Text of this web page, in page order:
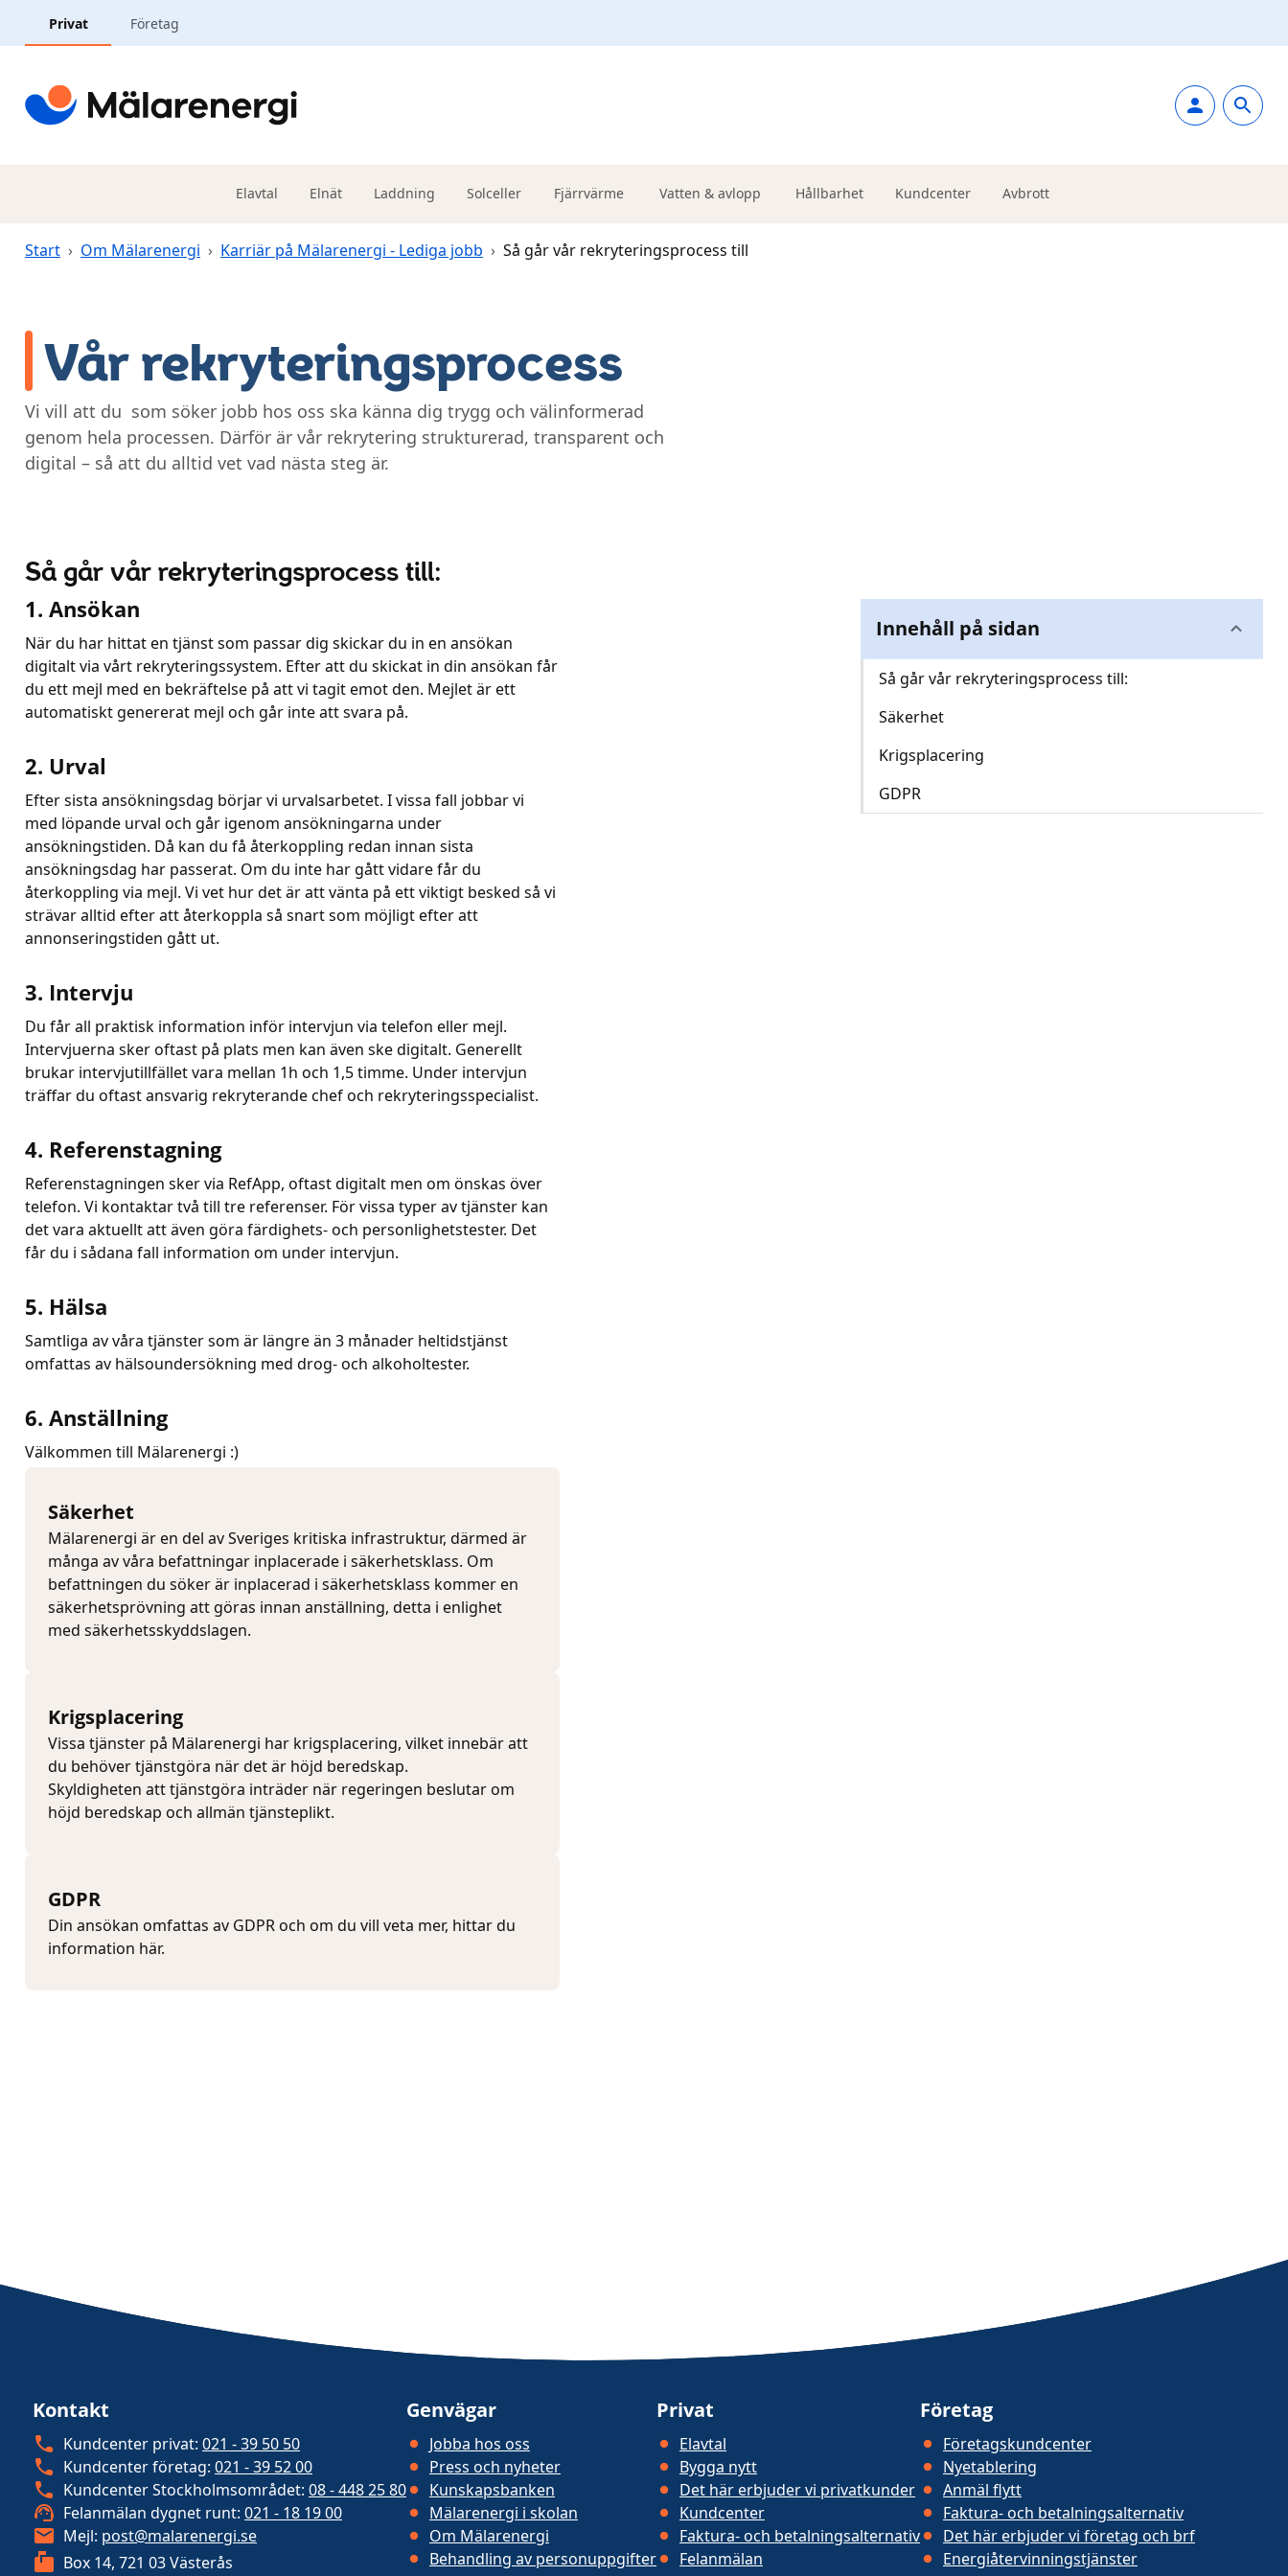
Privat Företag
Elavtal Elnät Laddning Solceller Fjärrvärme Vatten & avlopp Hållbarhet Kundcenter Avbrott
Start › Om Mälarenergi › Karriär på Mälarenergi - Lediga jobb › Så går vår rekryteringsprocess till
Vår rekryteringsprocess
Vi vill att du som söker jobb hos oss ska känna dig trygg och välinformerad
genom hela processen. Därför är vår rekrytering strukturerad, transparent och
digital – så att du alltid vet vad nästa steg är.
Innehåll på sidan
Så går vår rekryteringsprocess till:
Säkerhet
Krigsplacering
GDPR
Så går vår rekryteringsprocess till:
1. Ansökan
När du har hittat en tjänst som passar dig skickar du in en ansökan
digitalt via vårt rekryteringssystem. Efter att du skickat in din ansökan får
du ett mejl med en bekräftelse på att vi tagit emot den. Mejlet är ett
automatiskt genererat mejl och går inte att svara på.
2. Urval
Efter sista ansökningsdag börjar vi urvalsarbetet. I vissa fall jobbar vi
med löpande urval och går igenom ansökningarna under
ansökningstiden. Då kan du få återkoppling redan innan sista
ansökningsdag har passerat. Om du inte har gått vidare får du
återkoppling via mejl. Vi vet hur det är att vänta på ett viktigt besked så vi
strävar alltid efter att återkoppla så snart som möjligt efter att
annonseringstiden gått ut.
3. Intervju
Du får all praktisk information inför intervjun via telefon eller mejl.
Intervjuerna sker oftast på plats men kan även ske digitalt. Generellt
brukar intervjutillfället vara mellan 1h och 1,5 timme. Under intervjun
träffar du oftast ansvarig rekryterande chef och rekryteringsspecialist.
4. Referenstagning
Referenstagningen sker via RefApp, oftast digitalt men om önskas över
telefon. Vi kontaktar två till tre referenser. För vissa typer av tjänster kan
det vara aktuellt att även göra färdighets- och personlighetstester. Det
får du i sådana fall information om under intervjun.
5. Hälsa
Samtliga av våra tjänster som är längre än 3 månader heltidstjänst
omfattas av hälsoundersökning med drog- och alkoholtester.
6. Anställning
Välkommen till Mälarenergi :)
Säkerhet
Mälarenergi är en del av Sveriges kritiska infrastruktur, därmed är
många av våra befattningar inplacerade i säkerhetsklass. Om
befattningen du söker är inplacerad i säkerhetsklass kommer en
säkerhetsprövning att göras innan anställning, detta i enlighet
med säkerhetsskyddslagen.
Krigsplacering
Vissa tjänster på Mälarenergi har krigsplacering, vilket innebär att
du behöver tjänstgöra när det är höjd beredskap.
Skyldigheten att tjänstgöra inträder när regeringen beslutar om
höjd beredskap och allmän tjänsteplikt.
GDPR
Din ansökan omfattas av GDPR och om du vill veta mer, hittar du
information här.
Kontakt
Kundcenter privat: 021 - 39 50 50
Kundcenter företag: 021 - 39 52 00
Kundcenter Stockholmsområdet: 08 - 448 25 80
Felanmälan dygnet runt: 021 - 18 19 00
Mejl: post@malarenergi.se
Box 14, 721 03 Västerås
Genvägar
Jobba hos oss
Press och nyheter
Kunskapsbanken
Mälarenergi i skolan
Om Mälarenergi
Behandling av personuppgifter
Privat
Elavtal
Bygga nytt
Det här erbjuder vi privatkunder
Kundcenter
Faktura- och betalningsalternativ
Felanmälan
Företag
Företagskundcenter
Nyetablering
Anmäl flytt
Faktura- och betalningsalternativ
Det här erbjuder vi företag och brf
Energiåtervinningstjänster